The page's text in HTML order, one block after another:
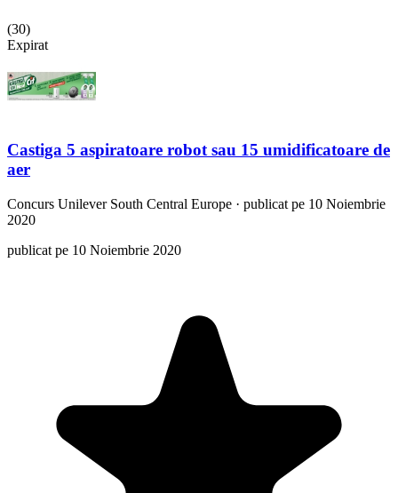
(30)
Expirat
Castiga 5 aspiratoare robot sau 15 umidificatoare de
aer
Concurs Unilever South Central Europe · publicat pe 10 Noiembrie
2020
publicat pe 10 Noiembrie 2020